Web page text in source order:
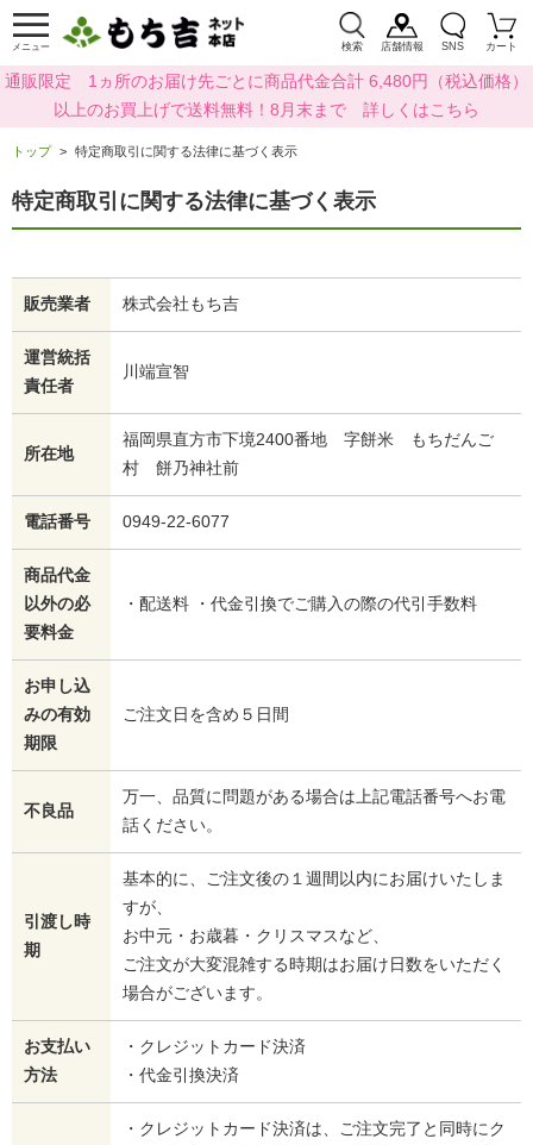
メニュー 検索 店舗情報 SNS カート
通販限定 1ヵ所のお届け先ごとに商品代金合計 6,480円（税込価格）
以上のお買上げで送料無料！8月末まで 詳しくはこちら
トップ 特定商取引に関する法律に基づく表示
特定商取引に関する法律に基づく表示
販売業者 株式会社もち吉
運営統括
責任者
川端宣智
所在地
福岡県直方市下境2400番地 字餅米 もちだんご
村 餅乃神社前
電話番号 0949-22-6077
商品代金
以外の必
要料金
・配送料 ・代金引換でご購入の際の代引手数料
お申し込
みの有効
期限
ご注文日を含め５日間
不良品
万一、品質に問題がある場合は上記電話番号へお電
話ください。
引渡し時
期
基本的に、ご注文後の１週間以内にお届けいたしま
すが、
お中元・お歳暮・クリスマスなど、
ご注文が大変混雑する時期はお届け日数をいただく
場合がございます。
お支払い
方法
・クレジットカード決済
・代金引換決済
・クレジットカード決済は、ご注文完了と同時にク